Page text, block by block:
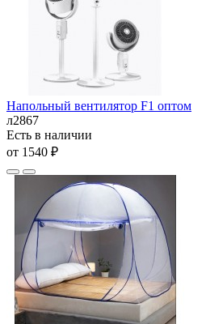
Напольный вентилятор F1 оптом
л2867
Есть в наличии
от 1540 ₽